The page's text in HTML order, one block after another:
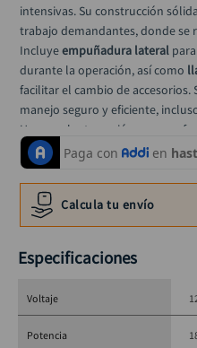
intensivas. Su construcción
trabajo demandantes, donde se
Incluye empuñadura lateral
durante la operación, así como
facilitar el cambio de
manejo seguro y eficiente,
Una excelente opción para
potente, resistente y confiable
Nota: No incluye disco.
Especificaciones
Potencia: 2.200 W
Velocidad sin carga:
8.500
Dimensiones (L x A x H):
Peso neto:
Calcula tu envío
Especificaciones
Voltaje
Potencia